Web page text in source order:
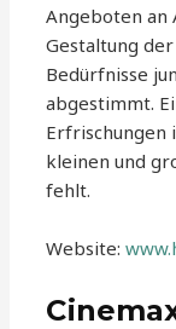
Angeboten an
Gestaltung
Bedürfnisse
abgestimmt.
Erfrischungen
kleinen und
fehlt.
Website: